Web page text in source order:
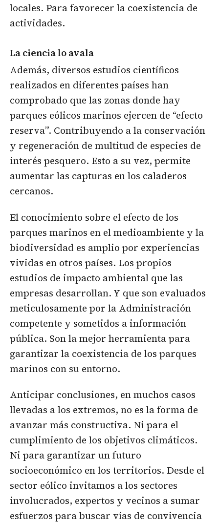
locales. Para favorecer la coexistencia de
actividades.
La ciencia lo avala
Además, diversos estudios científicos
realizados en diferentes países han
comprobado que las zonas donde hay
parques eólicos marinos ejercen de “efecto
reserva”. Contribuyendo a la conservación
y regeneración de multitud de especies de
interés pesquero. Esto a su vez, permite
aumentar las capturas en los caladeros
cercanos.
El conocimiento sobre el efecto de los
parques marinos en el medioambiente y la
biodiversidad es amplio por experiencias
vividas en otros países. Los propios
estudios de impacto ambiental que las
empresas desarrollan. Y que son evaluados
meticulosamente por la Administración
competente y sometidos a información
pública. Son la mejor herramienta para
garantizar la coexistencia de los parques
marinos con su entorno.
Anticipar conclusiones, en muchos casos
llevadas a los extremos, no es la forma de
avanzar más constructiva. Ni para el
cumplimiento de los objetivos climáticos.
Ni para garantizar un futuro
socioeconómico en los territorios. Desde el
sector eólico invitamos a los sectores
involucrados, expertos y vecinos a sumar
esfuerzos para buscar vías de convivencia